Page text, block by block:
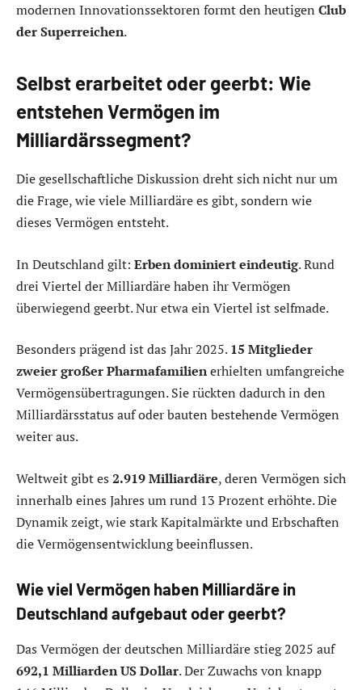
modernen Innovationssektoren formt den heutigen Club
der Superreichen.
Selbst erarbeitet oder geerbt: Wie
entstehen Vermögen im
Milliardärssegment?
Die gesellschaftliche Diskussion dreht sich nicht nur um
die Frage, wie viele Milliardäre es gibt, sondern wie
dieses Vermögen entsteht.
In Deutschland gilt: Erben dominiert eindeutig. Rund
drei Viertel der Milliardäre haben ihr Vermögen
überwiegend geerbt. Nur etwa ein Viertel ist selfmade.
Besonders prägend ist das Jahr 2025.15 Mitglieder
zweier großer Pharmafamilienerhielten umfangreiche
Vermögensübertragungen. Sie rückten dadurch in den
Milliardärsstatus auf oder bauten bestehende Vermögen
weiter aus.
Weltweit gibt es 2.919 Milliardäre, deren Vermögen sich
innerhalb eines Jahres um rund 13 Prozent erhöhte. Die
Dynamik zeigt, wie stark Kapitalmärkte und Erbschaften
die Vermögensentwicklung beeinflussen.
Wie viel Vermögen haben Milliardäre in
Deutschland aufgebaut oder geerbt?
Das Vermögen der deutschen Milliardäre stieg 2025 auf
692,1 Milliarden US Dollar. Der Zuwachs von knapp